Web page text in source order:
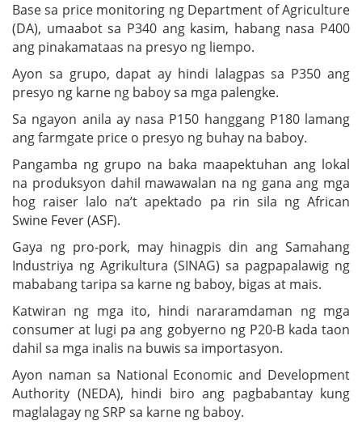
Base sa price monitoring ng Department of Agriculture
(DA), umaabot sa P340 ang kasim, habang nasa P400
ang pinakamataas na presyo ng liempo.
Ayon sa grupo, dapat ay hindi lalagpas sa P350 ang
presyo ng karne ng baboy sa mga palengke.
Sa ngayon anila ay nasa P150 hanggang P180 lamang
ang farmgate price o presyo ng buhay na baboy.
Pangamba ng grupo na baka maapektuhan ang lokal
na produksyon dahil mawawalan na ng gana ang mga
hog raiser lalo na’t apektado pa rin sila ng African
Swine Fever (ASF).
Gaya ng pro-pork, may hinagpis din ang Samahang
Industriya ng Agrikultura (SINAG) sa pagpapalawig ng
mababang taripa sa karne ng baboy, bigas at mais.
Katwiran ng mga ito, hindi nararamdaman ng mga
consumer at lugi pa ang gobyerno ng P20-B kada taon
dahil sa mga inalis na buwis sa importasyon.
Ayon naman sa National Economic and Development
Authority (NEDA), hindi biro ang pagbabantay kung
maglalagay ng SRP sa karne ng baboy.